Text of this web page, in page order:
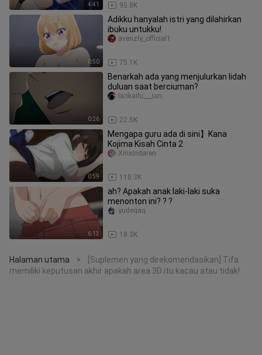
4:41 95.8K
0:50
Adikku hanyalah istri yang dilahirkan
ibuku untukku!
75.1K
avenzly_official1
0:26
Benarkah ada yang menjulurkan lidah
duluan saat berciuman?
22.5K
laokailu___ian
0:59
Mengapa guru ada di sini】Kana
Kojima Kisah Cinta 2
110.3K
Xinxindaren
6:13
ah? Apakah anak laki-laki suka
menonton ini? ? ?
18.3K
yudeqaq
Halaman utama >
[Suplemen yang direkomendasikan] Tifa
memiliki keputusan akhir apakah area 3D itu kacau atau tidak!